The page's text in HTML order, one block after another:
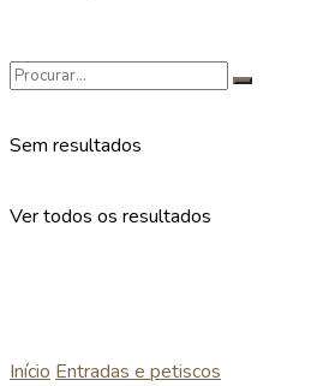
Sem resultados
Ver todos os resultados
Início Entradas e petiscos